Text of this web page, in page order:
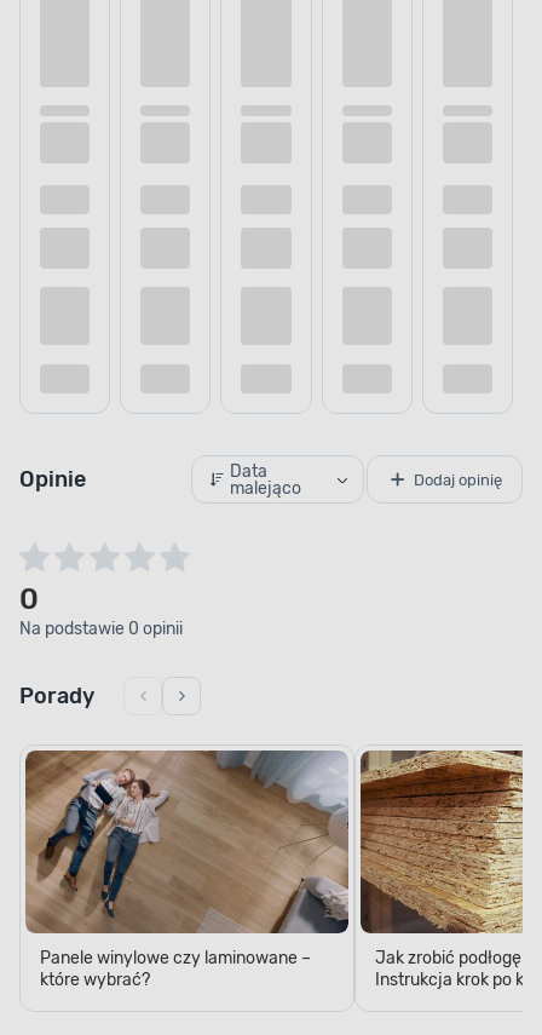
Opinie
Data
malejąco
Dodaj opinię
0
Na podstawie 0 opinii
Porady
Panele winylowe czy laminowane –
które wybrać?
Jak zrobić podłogę z
Instrukcja krok po